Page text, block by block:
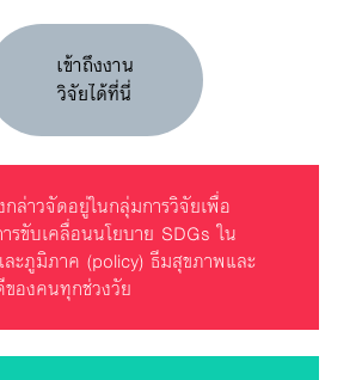
เข้าถึงงาน
วิจัยได้ที่นี่
ล่าวจัดอยู่ในกลุ่มการวิจัยเพื่อ
รขับเคลื่อนนโยบาย SDGs ใน
ละภูมิภาค (policy) ธีมสุขภาพและ
องคนทุกช่วงวัย